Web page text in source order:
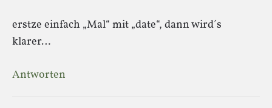
erstze einfach „Mal“ mit „date“, dann wird´s
klarer…
Antworten